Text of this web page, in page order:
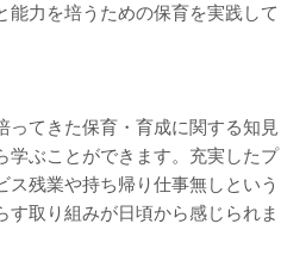
能力を培うための保育を実践して
ってきた保育・育成に関する知見
学ぶことができます。充実したプ
ス残業や持ち帰り仕事無しという
す取り組みが日頃から感じられま